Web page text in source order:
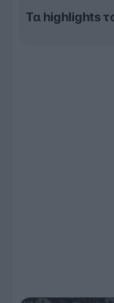
Τα highlights